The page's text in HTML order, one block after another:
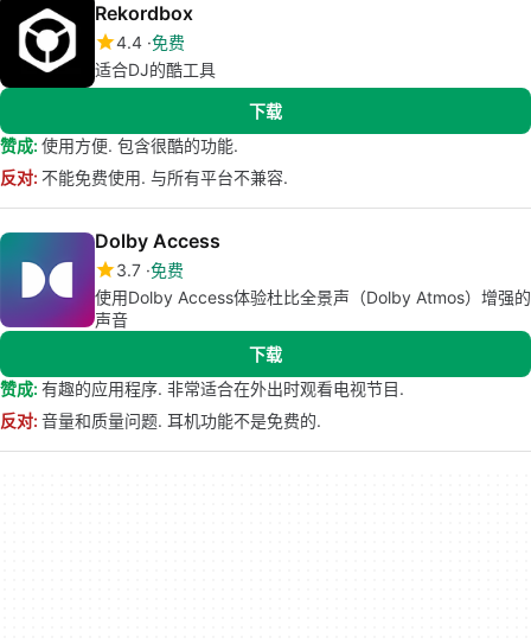
Rekordbox
4.4 免费
适合DJ的酷工具
下载
赞成: 使用方便. 包含很酷的功能.
反对: 不能免费使用. 与所有平台不兼容.
Dolby Access
3.7 免费
使用Dolby Access体验杜比全景声（Dolby Atmos）增强的
声音
下载
赞成: 有趣的应用程序. 非常适合在外出时观看电视节目.
反对: 音量和质量问题. 耳机功能不是免费的.